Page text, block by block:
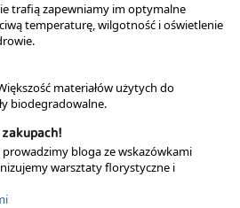
trafią zapewniamy im optymalne
temperaturę, wilgotność i oświetlenie
materiałów użytych do
biodegradowalne.
prowadzimy bloga ze wskazówkami
warsztaty florystyczne i